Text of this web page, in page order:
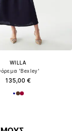
WILLA
'Bexley'
135,00 €